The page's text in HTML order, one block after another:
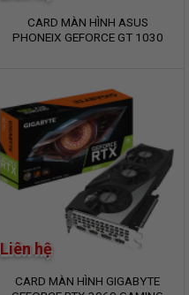
CARD MÀN HÌNH ASUS
PHONEIX GEFORCE GT 1030
CARD MÀN HÌNH GIGABYTE
Liên hệ